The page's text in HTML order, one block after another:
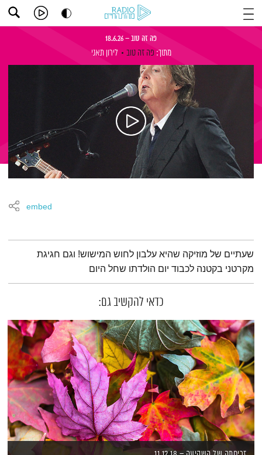
פה זה טוב – 18.6.26
מתוך: פה זה טוב לירון תאני
embed
תמצית הפודקאסט
שעתיים של מוזיקה שהיא עלבון לחוש המישוש! וגם חגיגת
מקרטני בקטנה לכבוד יום הולדתו שחל היום
כדאי להקשיב גם: